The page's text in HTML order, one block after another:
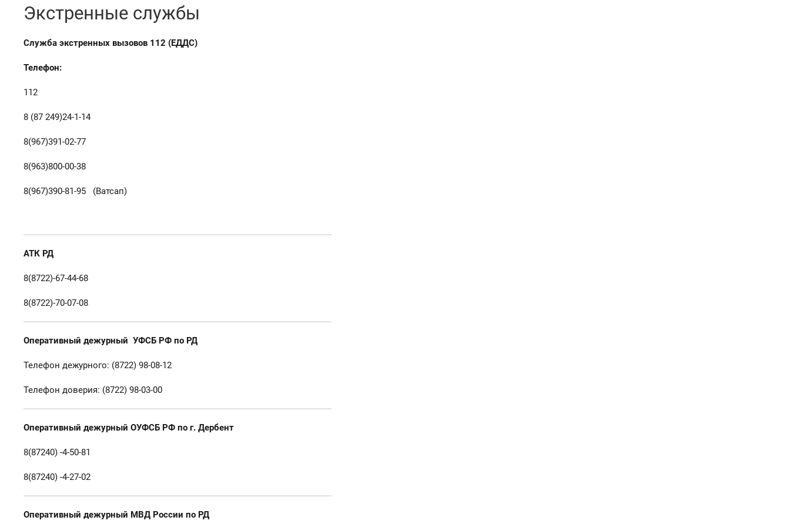
Экстренные службы
Служба экстренных вызовов 112 (ЕДДС)
Телефон:
112
8 (87 249)24-1-14
8(967)391-02-77
8(963)800-00-38
8(967)390-81-95 (Ватсап)
АТК РД
8(8722)-67-44-68
8(8722)-70-07-08
Оперативный дежурный УФСБ РФ по РД
Телефон дежурного: (8722) 98-08-12
Телефон доверия: (8722) 98-03-00
Оперативный дежурный ОУФСБ РФ по г. Дербент
8(87240) -4-50-81
8(87240) -4-27-02
Оперативный дежурный МВД России по РД